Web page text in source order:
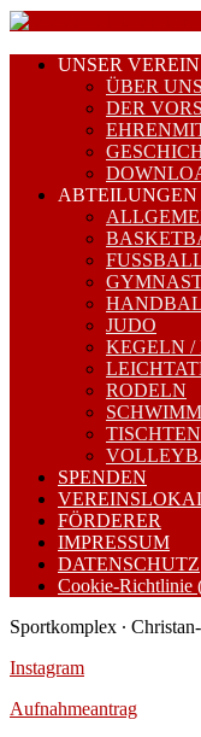
UNSER VEREIN
ÜBER UNS
DER
ABTEILUNGEN
JUDO
KEGELN /
RODELN
SPENDEN
FÖRDERER
IMPRESSUM
DATENSCHUTZ
Cookie-Richtlinie
Sportkomplex ∙
Instagram
Aufnahmeantrag